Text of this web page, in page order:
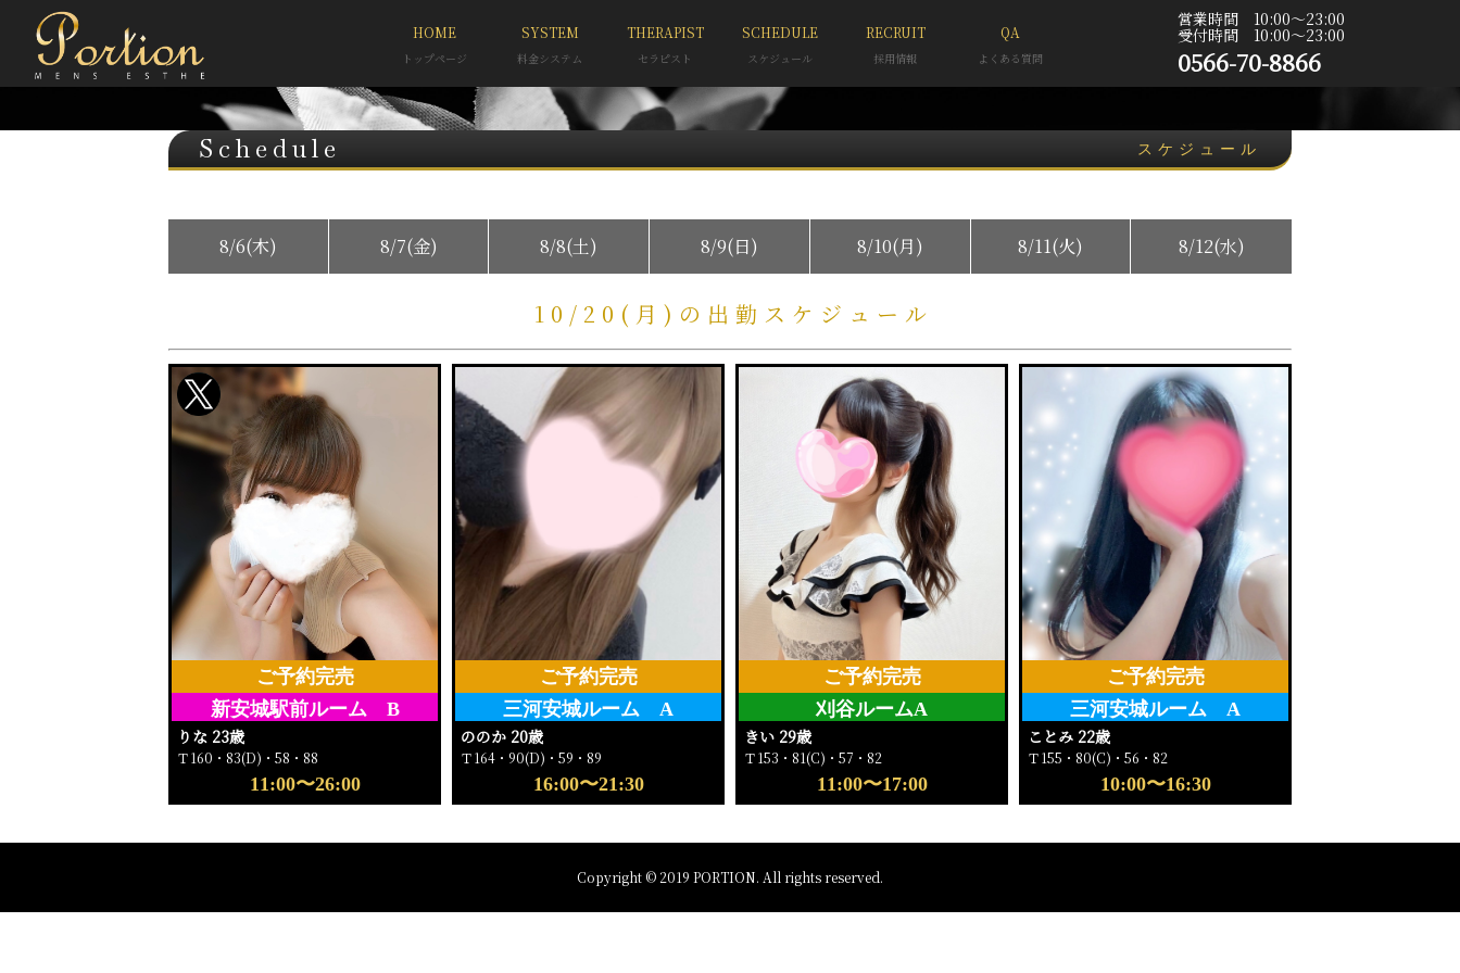
HOME
トップページ
SYSTEM
料金システム
THERAPIST
セラピスト
SCHEDULE
スケジュール
RECRUIT
採用情報
QA
よくある質問
営業時間 10:00〜23:00
受付時間 10:00〜23:00
0566-70-8866
Schedule スケジュール
8/6(木) 8/7(金) 8/8(土) 8/9(日) 8/10(月) 8/11(火) 8/12(水)
10/20(月)の出勤スケジュール
新安城駅前ルーム B
ご予約完売
りな 23歳
Ｔ160・83(D)・58・88
11:00〜26:00
三河安城ルーム A
ご予約完売
ののか 20歳
Ｔ164・90(D)・59・89
16:00〜21:30
刈谷ルームA
ご予約完売
きい 29歳
Ｔ153・81(C)・57・82
11:00〜17:00
三河安城ルーム A
ご予約完売
ことみ 22歳
Ｔ155・80(C)・56・82
10:00〜16:30
Copyright © 2019 PORTION. All rights reserved.